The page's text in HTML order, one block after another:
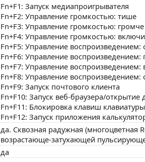
Fn+F1: Запуск медиапроигрывателя
Fn+F2: Управление громкостью: тише
Fn+F3: Управление громкостью: громче
Fn+F4: Управление громкостью:
Fn+F5: Управление воспроизведением:
Fn+F6: Управление
Fn+F7: Управление воспроизведением:
Fn+F8: Управление
Fn+F9: Запуск почтового клиента
Fn+F10: Запуск веб-браузера/
Fn+F11: Блокировка клавиш клавиатуры
Fn+F12: Запуск приложения
да. Сквозная радужная (многоцветная
возрастающе-затухающей
да